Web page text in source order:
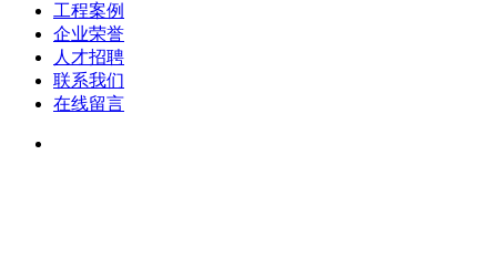
工程案例
企业荣誉
人才招聘
联系我们
在线留言